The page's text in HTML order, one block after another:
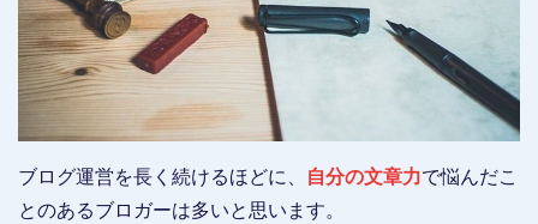
ブログ運営を長く続けるほどに、 自分の文章力で悩んだこ
とのあるブロガーは多いと思います。